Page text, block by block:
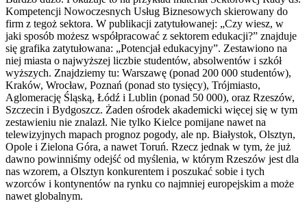
Kompetencji Nowoczesnych Usług Biznesowych skierowany do
firm z tegoż sektora. W publikacji zatytułowanej: „Czy wiesz, w
jaki sposób możesz współpracować z sektorem edukacji?” znajduje
się grafika zatytułowana: „Potencjał edukacyjny”. Zestawiono na
niej miasta o najwyższej liczbie studentów, absolwentów i szkół
wyższych. Znajdziemy tu: Warszawę (ponad 200 000 studentów),
Kraków, Wrocław, Poznań (ponad sto tysięcy), Trójmiasto,
Aglomerację Śląską, Łódź i Lublin (ponad 50 000), oraz Rzeszów,
Szczecin i Bydgoszcz. Żaden ośrodek akademicki więcej się w tym
zestawieniu nie znalazł. Nie tylko Kielce pomijane nawet na
telewizyjnych mapach prognoz pogody, ale np. Białystok, Olsztyn,
Opole i Zielona Góra, a nawet Toruń. Rzecz jednak w tym, że już
dawno powinniśmy odejść od myślenia, w którym Rzeszów jest dla
nas wzorem, a Olsztyn konkurentem i poszukać sobie i tych
wzorców i kontynentów na rynku co najmniej europejskim a może
nawet globalnym.